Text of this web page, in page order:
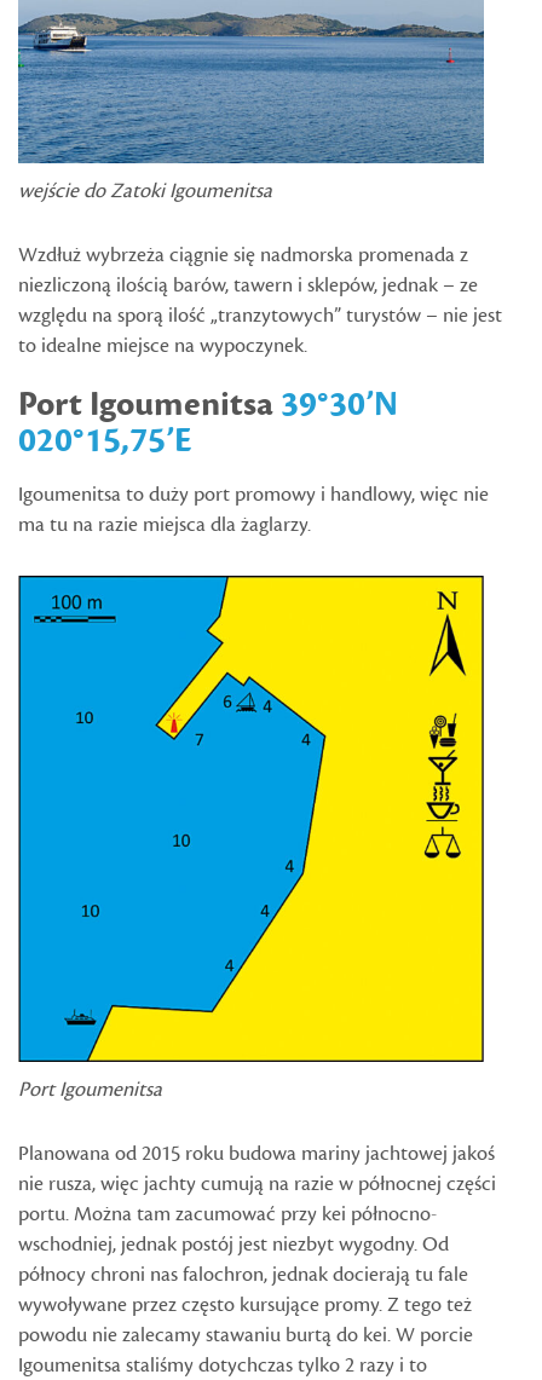
wejście do Zatoki Igoumenitsa
Wzdłuż wybrzeża ciągnie się nadmorska promenada z
niezliczoną ilością barów, tawern i sklepów, jednak – ze
względu na sporą ilość „tranzytowych” turystów – nie jest
to idealne miejsce na wypoczynek.
Port Igoumenitsa39°30’N
020°15,75’E
Igoumenitsa to duży port promowy i handlowy, więc nie
ma tu na razie miejsca dla żaglarzy.
Port Igoumenitsa
Planowana od 2015 roku budowa mariny jachtowej jakoś
nie rusza, więc jachty cumują na razie w północnej części
portu. Można tam zacumować przy kei północno-
wschodniej, jednak postój jest niezbyt wygodny. Od
północy chroni nas falochron, jednak docierają tu fale
wywoływane przez często kursujące promy. Z tego też
powodu nie zalecamy stawaniu burtą do kei. W porcie
Igoumenitsa staliśmy dotychczas tylko 2 razy i to